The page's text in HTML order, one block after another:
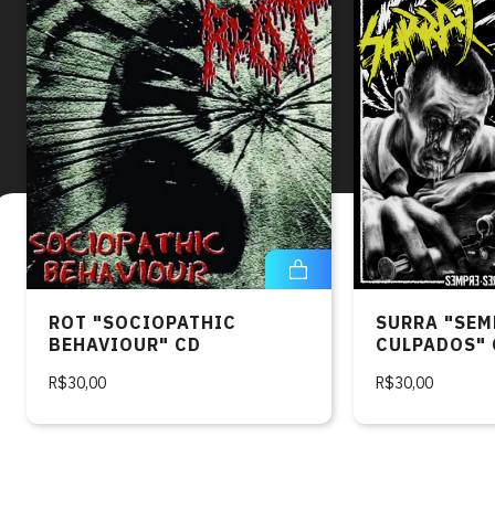
ROT "SOCIOPATHIC
BEHAVIOUR" CD
R$30,00
SURRA
CULPADOS"
R$30,00